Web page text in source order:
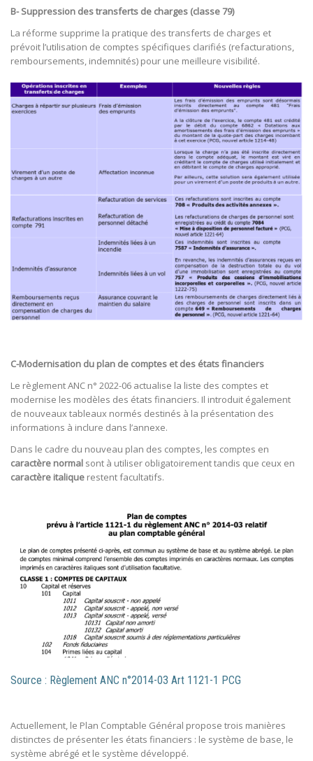
B- Suppression des transferts de charges (classe 79)
La réforme supprime la pratique des transferts de charges et
prévoit l’utilisation de comptes spécifiques clarifiés (refacturations,
remboursements, indemnités) pour une meilleure visibilité.
C-Modernisation du plan de comptes et des états financiers
Le règlement ANC n° 2022-06 actualise la liste des comptes et
modernise les modèles des états financiers. Il introduit également
de nouveaux tableaux normés destinés à la présentation des
informations à inclure dans l’annexe.
Dans le cadre du nouveau plan des comptes, les comptes en
caractère normal sont à utiliser obligatoirement tandis que ceux en
caractère italique restent facultatifs.
Source : Règlement ANC n°2014-03 Art 1121-1 PCG
Actuellement, le Plan Comptable Général propose trois manières
distinctes de présenter les états financiers : le système de base, le
système abrégé et le système développé.​